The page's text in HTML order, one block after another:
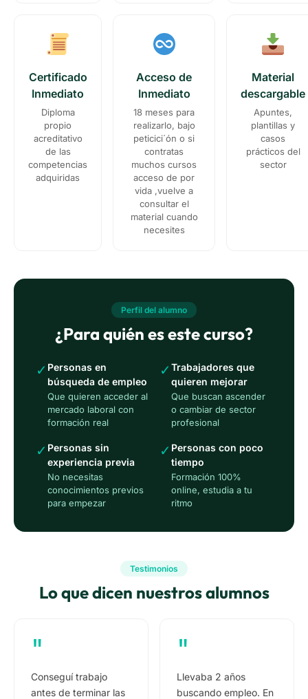
Certificado
Inmediato
Diploma
propio
acreditativo
de las
competencias
adquiridas
Acceso de
Inmediato
18 meses para
realizarlo, bajo
peticici´ón o si
contratas
muchos cursos
acceso de por
vida ,vuelve a
consultar el
material cuando
necesites
Material
descargable
Apuntes,
plantillas y
casos
prácticos del
sector
Perfil del alumno
¿Para quién es este curso?
✓ Personas en
búsqueda de empleo
Que quieren acceder al
mercado laboral con
formación real
✓ Trabajadores que
quieren mejorar
Que buscan ascender
o cambiar de sector
profesional
✓ Personas sin
experiencia previa
No necesitas
conocimientos previos
para empezar
✓ Personas con poco
tiempo
Formación 100%
online, estudia a tu
ritmo
Testimonios
Lo que dicen nuestros alumnos
"
Conseguí trabajo
antes de terminar las
"
Llevaba 2 años
buscando empleo. En